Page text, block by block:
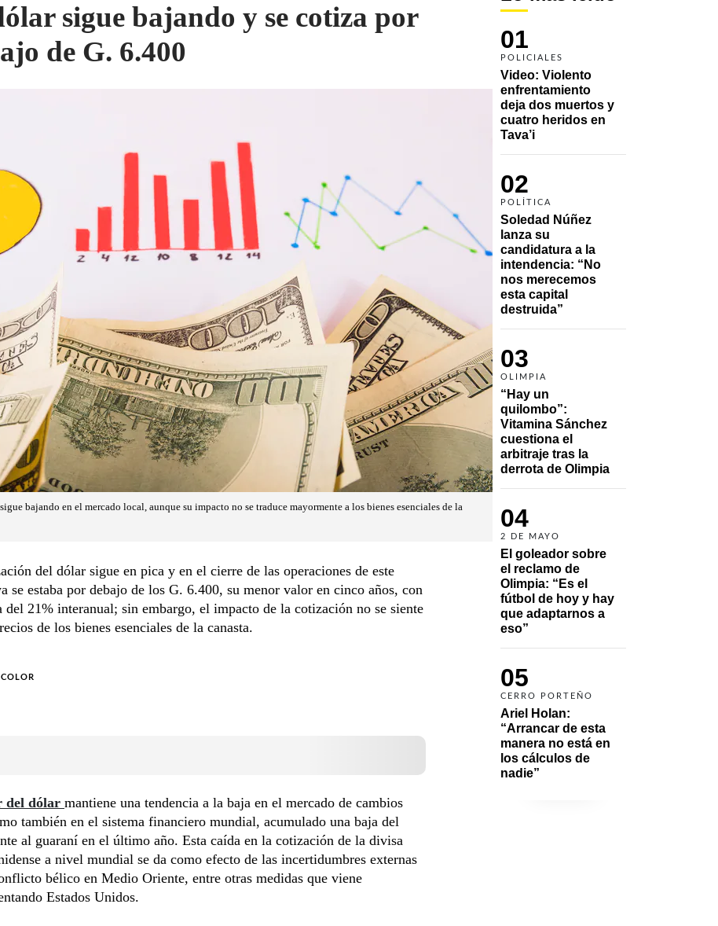
01
POLICIALES
Video: Violento
enfrentamiento
deja dos muertos y
cuatro heridos en
Tava’i
02
POLÍTICA
Soledad Núñez
lanza su
candidatura a la
intendencia: “No
nos merecemos
esta capital
destruida”
03
OLIMPIA
“Hay un
quilombo”:
Vitamina Sánchez
cuestiona el
arbitraje tras la
derrota de Olimpia
04
2 DE MAYO
El goleador sobre
el reclamo de
Olimpia: “Es el
fútbol de hoy y hay
que adaptarnos a
eso”
05
CERRO PORTEÑO
Ariel Holan:
“Arrancar de esta
manera no está en
los cálculos de
nadie”
sigue bajando y se cotiza por
de G. 6.400
bajando en el mercado local, aunque su impacto no se traduce mayormente a los bienes esenciales de la
del dólar sigue en pica y en el cierre de las operaciones de este
se estaba por debajo de los G. 6.400, su menor valor en cinco años, con
del 21% interanual; sin embargo, el impacto de la cotización no se siente
de los bienes esenciales de la canasta.
del dólar mantiene una tendencia a la baja en el mercado de cambios
también en el sistema financiero mundial, acumulado una baja del
al guaraní en el último año. Esta caída en la cotización de la divisa
a nivel mundial se da como efecto de las incertidumbres externas
bélico en Medio Oriente, entre otras medidas que viene
Estados Unidos.